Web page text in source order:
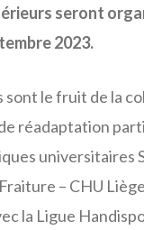
seront
2023.
sont le fruit de la
réadaptation
universitaires
– CHU
la Ligue